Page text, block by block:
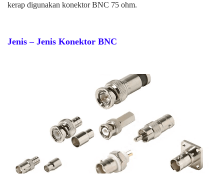
kerap digunakan konektor BNC 75 ohm.
Jenis – Jenis Konektor BNC